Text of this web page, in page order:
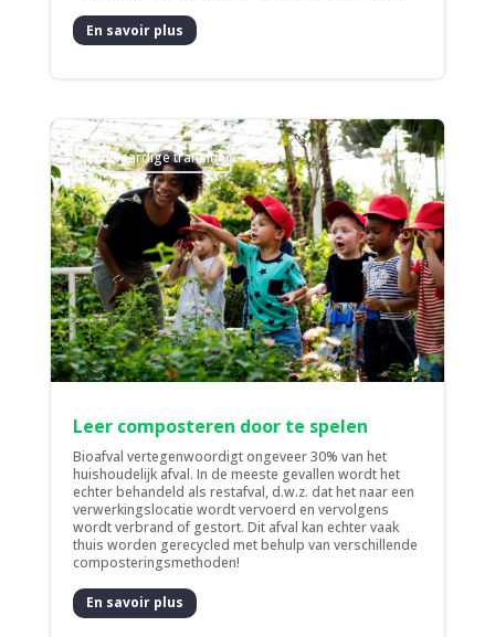
En savoir plus
Rechtvaardige transitie
Leer composteren door te spelen
Bioafval vertegenwoordigt ongeveer 30% van het
huishoudelijk afval. In de meeste gevallen wordt het
echter behandeld als restafval, d.w.z. dat het naar een
verwerkingslocatie wordt vervoerd en vervolgens
wordt verbrand of gestort. Dit afval kan echter vaak
thuis worden gerecycled met behulp van verschillende
composteringsmethoden!
En savoir plus